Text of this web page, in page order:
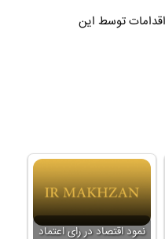
توسط این
نمود اقتصاد در رای اعتماد